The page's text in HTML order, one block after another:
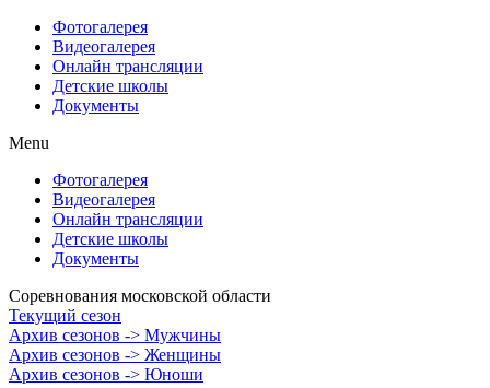
Фотогалерея
Видеогалерея
Онлайн трансляции
Детские школы
Документы
Menu
Фотогалерея
Видеогалерея
Онлайн трансляции
Детские школы
Документы
Соревнования московской области
Текущий сезон
Архив сезонов -> Мужчины
Архив сезонов -> Женщины
Архив сезонов -> Юноши